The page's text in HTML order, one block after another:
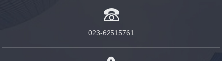

023-62515761